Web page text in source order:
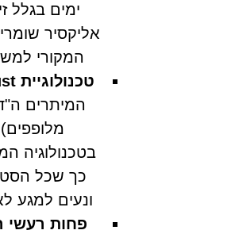
ימים בגלל
אליקסיר
המקורי
טכנולוגיית Anti-Rust:
המיתרים
בטכנולוגיה
כך שכל הסט
ונעים למגע
פחות רעשי